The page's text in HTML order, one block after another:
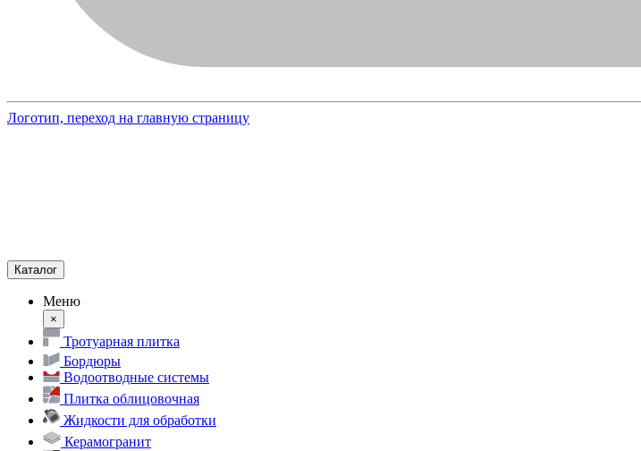
Логотип, переход на главную страницу
Каталог
Меню
×
Тротуарная плитка
Бордюры
Водоотводные системы
Плитка облицовочная
Жидкости для обработки
Керамогранит